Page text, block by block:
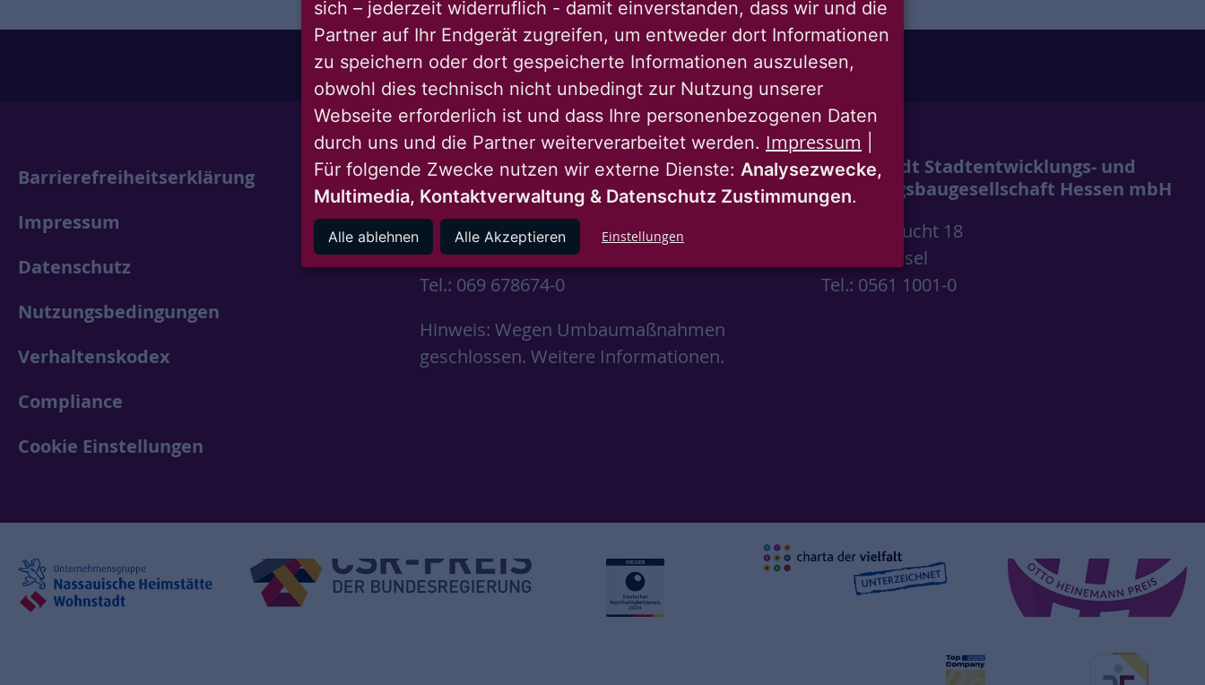
instagramyoutube linkedin
Barrierefreiheitserklärung
Impressum
Datenschutz
Nutzungsbedingungen
Verhaltenskodex
Compliance
Cookie Einstellungen
Nassauische Heimstätte Wohnungs- und
Entwicklungsgesellschaft mbH
Schaumainkai 47
60596 Frankfurt am Main
Tel.: 069 678674-0
Hinweis: Wegen Umbaumaßnahmen
geschlossen. Weitere Informationen.
Wohnstadt Stadtentwicklungs- und
Wohnungsbaugesellschaft Hessen mbH
Wolfsschlucht 18
34117 Kassel
Tel.: 0561 1001-0
sich – jederzeit widerruflich - damit einverstanden, dass wir und die
Partner auf Ihr Endgerät zugreifen, um entweder dort Informationen
zu speichern oder dort gespeicherte Informationen auszulesen,
obwohl dies technisch nicht unbedingt zur Nutzung unserer
Webseite erforderlich ist und dass Ihre personenbezogenen Daten
durch uns und die Partner weiterverarbeitet werden. Impressum
Für folgende Zwecke nutzen wir externe Dienste: Analysezwecke,
Multimedia, Kontaktverwaltung & Datenschutz Zustimmungen.
Einstellungen
Alle ablehnen Alle Akzeptieren